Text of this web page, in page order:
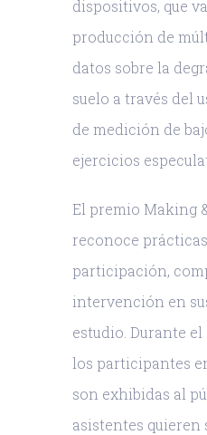
dispositivos, que
producción de
datos sobre la
suelo a través del
de medición de
ejercicios
El premio Making
reconoce
participación,
intervención en
estudio. Durante
los participantes
son exhibidas al
asistentes quieren